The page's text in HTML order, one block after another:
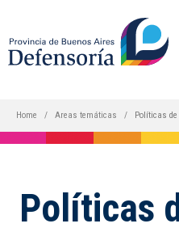
Home Areas temáticas Políticas
Políticas